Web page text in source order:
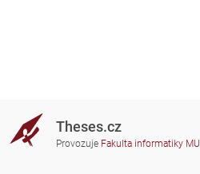
Theses.cz
Provozuje Fakulta informatiky MU